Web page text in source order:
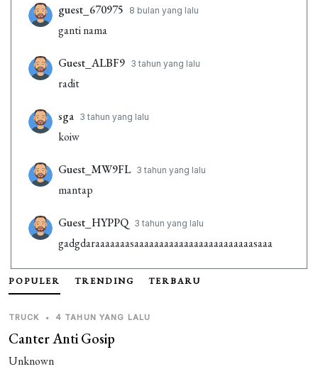
guest_670975 8 bulan yang lalu
ganti nama
Guest_ALBF9 3 tahun yang lalu
radit
sga 3 tahun yang lalu
koiw
Guest_MW9FL 3 tahun yang lalu
mantap
Guest_HYPPQ 3 tahun yang lalu
gadgdaraaaaaaasaaaaaaaaaaaaaaaaaaaaaaaasaaa
Guest_HYPPQ 3 tahun yang lalu
bus
POPULER TRENDING TERBARU
TRUCK • 4 TAHUN YANG LALU
Canter Anti Gosip
Unknown